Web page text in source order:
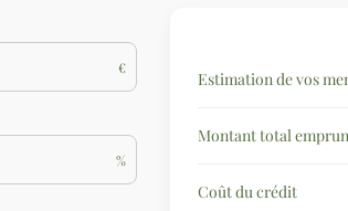
€
%
Estimation de vos
Montant total
Coût du crédit